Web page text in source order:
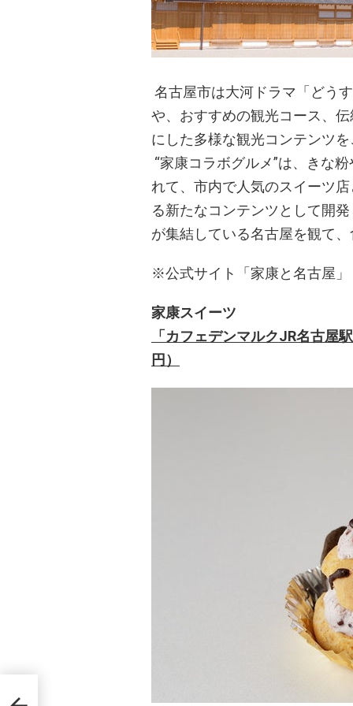
名古屋市は大河ドラマ「どう
や、おすすめの観光コース、
にした多様な観光コンテンツ
“家康コラボグルメ”は、きな
れて、市内で人気のスイーツ
る新たなコンテンツとして開
が集結している名古屋を観て
※公式サイト「家康と名古屋
家康スイーツ
「カフェデンマルクJR名古屋
円）
リ